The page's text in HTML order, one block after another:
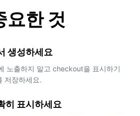
요한 것
생성하세요
노출하지 말고 checkout을 표시하기
저장하세요.
히 표시하세요